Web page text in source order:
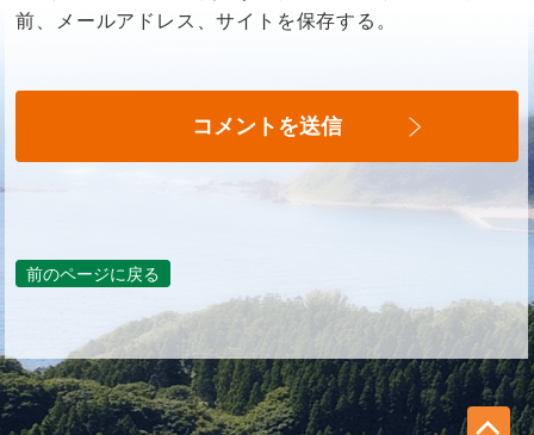
前、メールアドレス、サイトを保存する。
前のページに戻る